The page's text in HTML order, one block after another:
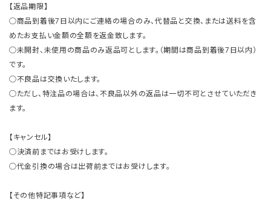
【返品期限】
○商品到着後7日以内にご連絡の場合のみ、代替品と交換、または送料を含
めたお支払い金額の全額を返金致します。
○未開封、未使用の商品のみ返品可とします。（期間は商品到着後7日以内）
です。
○不良品は交換いたします。
○ただし、特注品の場合は、不良品以外の返品は一切不可とさせていただき
ます。
【キャンセル】
○決済前まではお受けします。
○代金引換の場合は出荷前まではお受けします。
【その他特記事項など】